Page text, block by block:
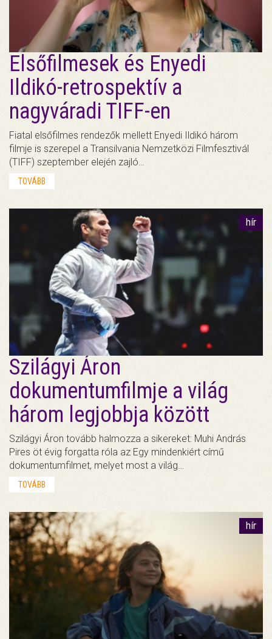
Elsőfilmesek és Enyedi
Ildikó-retrospektív a
nagyváradi TIFF-en
Fiatal elsőfilmes rendezők mellett Enyedi Ildikó három
filmje is szerepel a Transilvania Nemzetközi Filmfesztivál
(TIFF) szeptember elején zajló…
TOVÁBB
hír
Szilágyi Áron
dokumentumfilmje a világ
három legjobbja között
Szilágyi Áron tovább halmozza a sikereket: Muhi András
Pires öt évig forgatta róla az Egy mindenkiért című
dokumentumfilmet, melyet most a világ…
TOVÁBB
hír